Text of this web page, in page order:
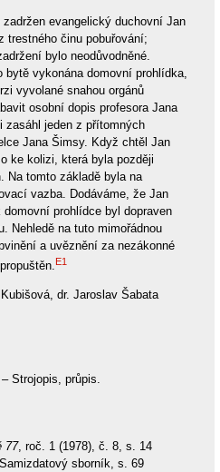
evangelický duchovní Jan
trestného činu pobuřování;
bylo neodůvodněné.
vykonána domovní prohlídka,
vyvolané snahou orgánů
osobní dopis profesora Jana
zasáhl jeden z přítomných
Jana Šimsy. Když chtěl Jan
ke kolizi, která byla později
Na tomto základě byla na
vazba. Dodáváme, že Jan
prohlídce byl dopraven
Nehledě na tuto mimořádnou
a uvěznění za nezákonné
E1
dr. Jaroslav Šabata
Strojopis, průpis.
77, roč. 1 (1978), č. 8, s. 14
Samizdatový sborník, s. 69